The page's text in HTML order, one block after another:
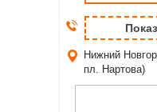
Нижний
пл. Нартова)